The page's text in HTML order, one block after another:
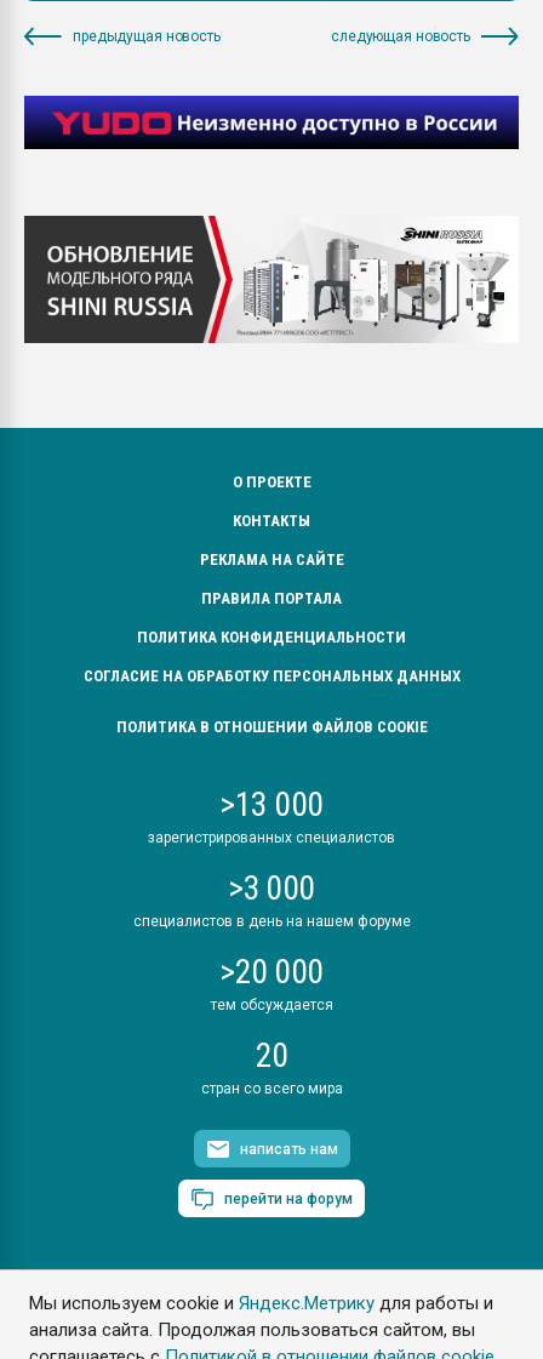
Мы используем cookie иЯндекс.Метрику для работы и
анализа сайта. Продолжая пользоваться сайтом, вы
предыдущая новость следующая новость
О ПРОЕКТЕ
КОНТАКТЫ
РЕКЛАМА НА САЙТЕ
ПРАВИЛА ПОРТАЛА
ПОЛИТИКА КОНФИДЕНЦИАЛЬНОСТИ
СОГЛАСИЕ НА ОБРАБОТКУ ПЕРСОНАЛЬНЫХ ДАННЫХ
ПОЛИТИКА В ОТНОШЕНИИ ФАЙЛОВ COOKIE
>13 000
зарегистрированных специалистов
>3 000
специалистов в день на нашем форуме
>20 000
тем обсуждается
20
стран со всего мира
написать нам
перейти на форум
ПластЭксперт © 2006. Все права защищены
Разрешается копирование материалов сайта с обязательной
ссылкой на www.e-plastic.ru